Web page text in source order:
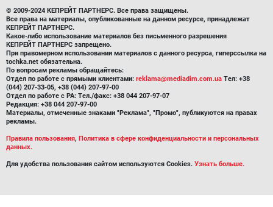
© 2009-2024 КЕПРЕЙТ ПАРТНЕРС. Все права защищены.
Все права на материалы, опубликованные на данном ресурсе, принадлежат
КЕПРЕЙТ ПАРТНЕРС.
Какое-либо использование материалов без письменного разрешения
КЕПРЕЙТ ПАРТНЕРС запрещено.
При правомерном использовании материалов с данного ресурса, гиперссылка на
tochka.net обязательна.
По вопросам рекламы обращайтесь:
Отдел по работе с прямыми клиентами: reklama@mediadim.com.ua Тел: +38
(044) 207-33-05, +38 (044) 207-97-00
Отдел по работе с РА: Тел./факс: +38 044 207-97-07
Редакция: +38 044 207-97-00
Материалы, отмеченные знаками "Реклама", "Промо", публикуются на правах
рекламы.
Правила пользования, Политика в сфере конфиденциальности и персональных
данных.
Для удобства пользования сайтом используются Cookies. Узнать больше.